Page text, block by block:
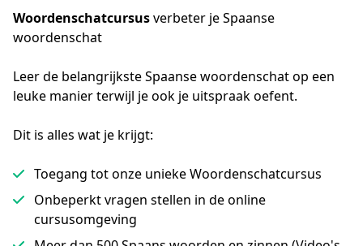
Woordenschatcursusverbeter je Spaanse
woordenschat
Leer de belangrijkste Spaanse woordenschat op een
leuke manier terwijl je ook je uitspraak oefent.
Dit is alles wat je krijgt:
Toegang tot onze unieke Woordenschatcursus
Onbeperkt vragen stellen in de online
cursusomgeving